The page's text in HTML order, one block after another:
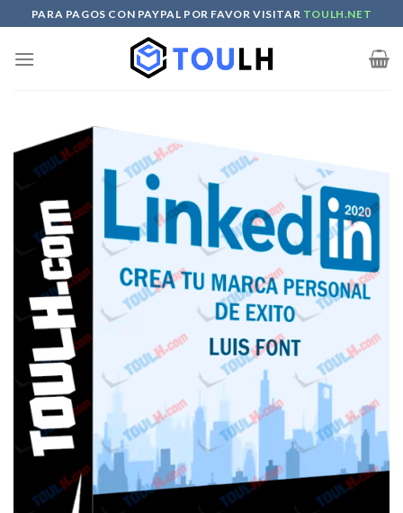
to
content
PARA PAGOS CON PAYPAL POR FAVOR VISITAR TOULH.NET